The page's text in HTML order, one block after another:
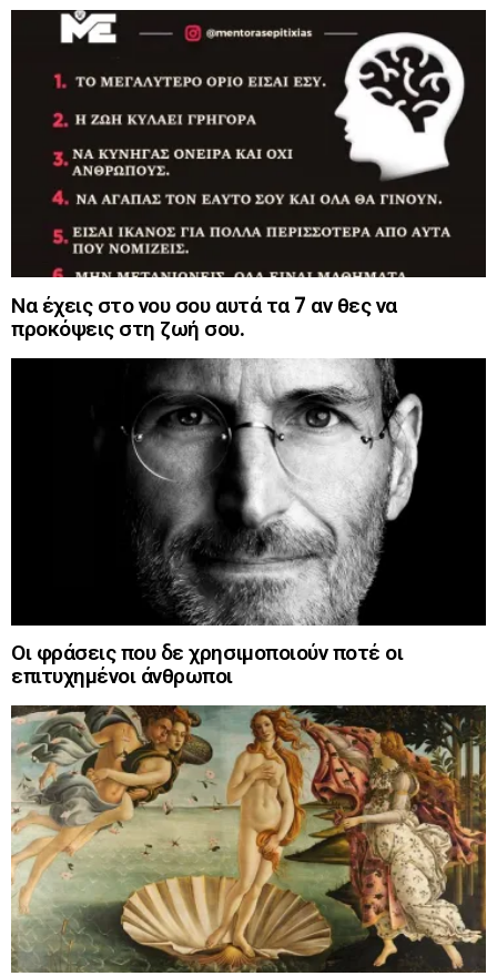
Να έχεις στο νου σου αυτά τα 7 αν θες να
προκόψεις στη ζωή σου.
Οι φράσεις που δε χρησιμοποιούν ποτέ οι
επιτυχημένοι άνθρωποι